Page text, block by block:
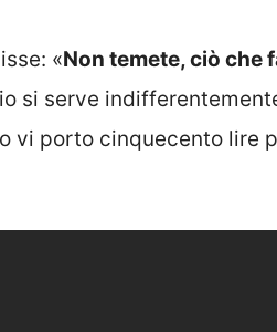
«Non temete, ciò che
si serve
vi porto cinquecento lire